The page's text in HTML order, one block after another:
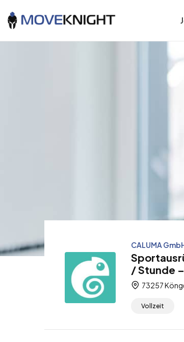
CALUMA
/ Stunde
73257
Vollzeit